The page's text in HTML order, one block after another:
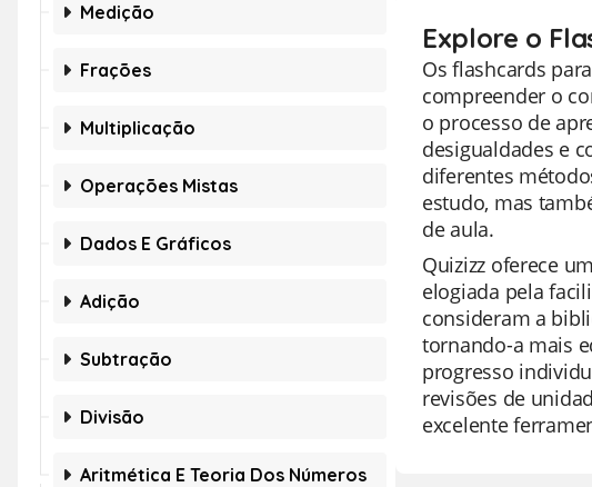
Medição
Frações
Multiplicação
Operações Mistas
Dados E Gráficos
Adição
Subtração
Divisão
Aritmética E Teoria Dos Números
Explore o
Os flashcards
compreender o
o processo de
desigualdades e
diferentes
estudo, mas
de aula.
Quizizz oferece
elogiada pela
consideram a
tornando-a mais
progresso
revisões de
excelente